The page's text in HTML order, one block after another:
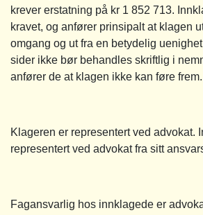
krever erstatning på kr 1 852 713.
kravet, og anfører prinsipalt at klagen
omgang og ut fra en betydelig
sider ikke bør behandles skriftlig i
anfører de at klagen ikke kan føre frem.
Klageren er representert ved advokat.
representert ved advokat fra sitt
Fagansvarlig hos innklagede er